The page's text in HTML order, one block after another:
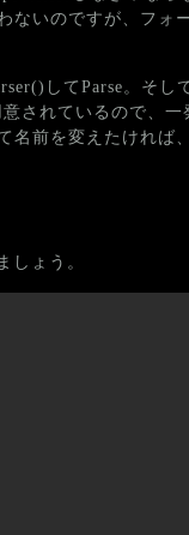
ないのですが、フォ
してParse。そ
されているので、
名前を変えたければ
しょう。